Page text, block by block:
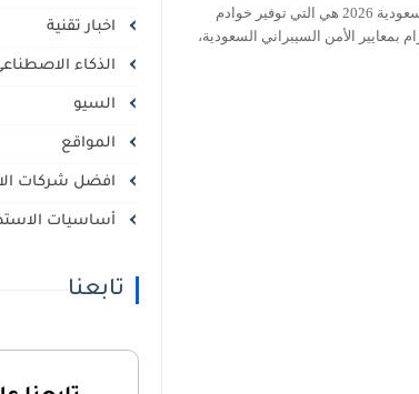
أفضل شركة استضافة مواقع في السعودية 2026 هي التي توفير خوادم
بمعايير الأمن السيبراني السعودية،
اخبار تقنية
الذكاء
السيو
المواقع
افضل شركات
أساسيات
تابعنا